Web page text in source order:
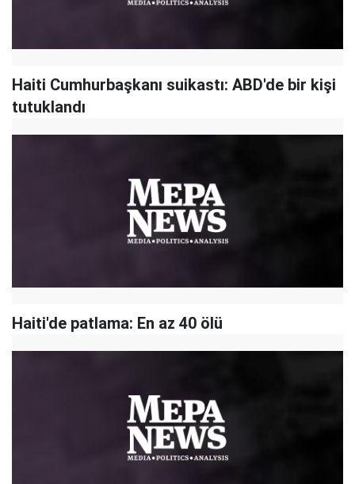
Haiti Cumhurbaşkanı suikastı: ABD'de bir kişi
tutuklandı
Haiti'de patlama: En az 40 ölü